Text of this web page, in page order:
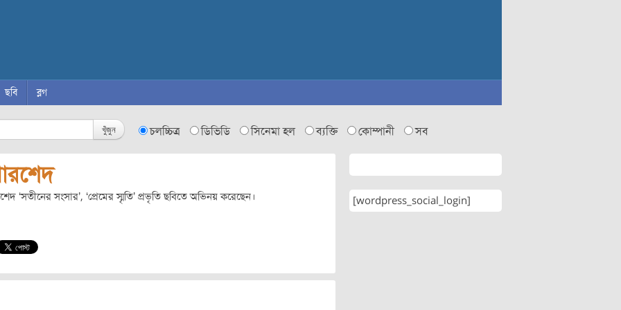
ছবি ব্লগ
খুঁজুন চলচ্চিত্র ডিভিডি সিনেমা হল ব্যক্তি কোম্পানী সব
‘সতীনের সংসার’, ‘প্রেমের স্মৃতি’ প্রভৃতি ছবিতে অভিনয় করেছেন। [wordpress_social_login]